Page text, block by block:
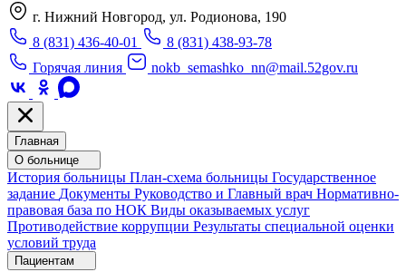
г. Нижний Новгород, ул. Родионова, 190
8 (831) 436-40-01
8 (831) 438-93-78
Горячая линия
nokb_semashko_nn@mail.52gov.ru
Главная
О больнице
История больницы План-схема больницы Государственное
задание Документы Руководство и Главный врач Нормативно-
правовая база по НОК Виды оказываемых услуг
Противодействие коррупции Результаты специальной оценки
условий труда
Пациентам